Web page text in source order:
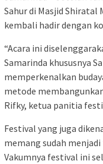
Sahur di Masjid Shiratal
kembali hadir dengan
“Acara ini
Samarinda khususnya
memperkenalkan
metode
Rifky, ketua panitia
Festival yang juga
memang sudah
Vakumnya festival ini